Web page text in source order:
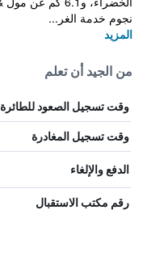
نجوم خدمة الغر...
المزيد
من الجيد أن تعلم
وقت تسجيل الصعود للطائرة
وقت تسجيل المغادرة
الدفع والإلغاء
رقم مكتب الاستقبال